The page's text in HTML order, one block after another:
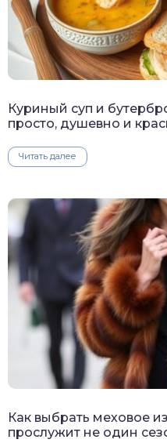
Куриный суп и
просто, душевно и
Читать далее
Как выбрать меховое
прослужит не один